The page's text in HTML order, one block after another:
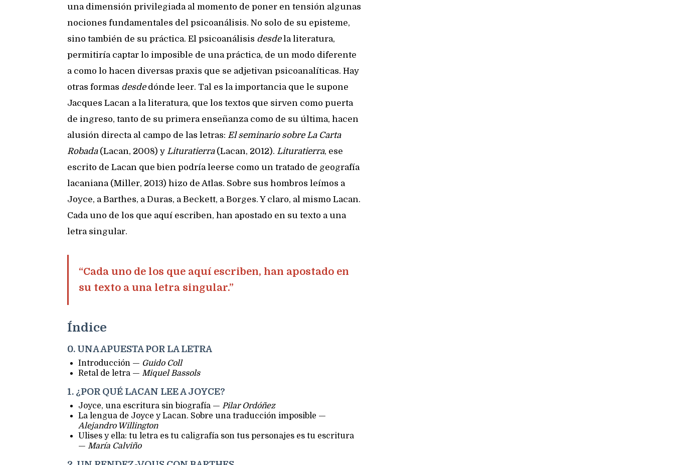
una dimensión privilegiada al momento de poner en tensión algunas
nociones fundamentales del psicoanálisis. No solo de su episteme,
sino también de su práctica. El psicoanálisis desdela literatura,
permitiría captar lo imposible de una práctica, de un modo diferente
a como lo hacen diversas praxis que se adjetivan psicoanalíticas. Hay
otras formas desdedónde leer. Tal es la importancia que le supone
Jacques Lacan a la literatura, que los textos que sirven como puerta
de ingreso, tanto de su primera enseñanza como de su última, hacen
alusión directa al campo de las letras: El seminario sobre La Carta
Robada(Lacan, 2008) y Lituratierra(Lacan, 2012). Lituratierra, ese
escrito de Lacan que bien podría leerse como un tratado de geografía
lacaniana (Miller, 2013) hizo de Atlas. Sobre sus hombros leímos a
Joyce, a Barthes, a Duras, a Beckett, a Borges. Y claro, al mismo Lacan.
Cada uno de los que aquí escriben, han apostado en su texto a una
letra singular.
“Cada uno de los que aquí escriben, han apostado en
su texto a una letra singular.”
Índice
0. UNA APUESTA POR LA LETRA
Introducción — Guido Coll
Retal de letra — Miquel Bassols
1. ¿POR QUÉ LACAN LEE A JOYCE?
Joyce, una escritura sin biografía — Pilar Ordóñez
La lengua de Joyce y Lacan. Sobre una traducción imposible —
Alejandro Willington
Ulises y ella: tu letra es tu caligrafía son tus personajes es tu escritura
— María Calviño